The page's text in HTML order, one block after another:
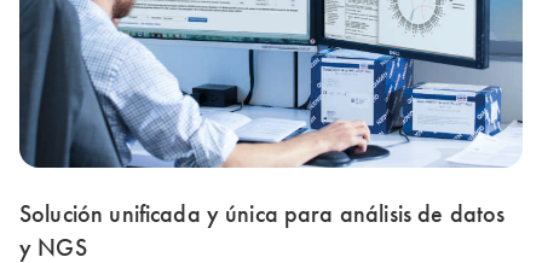
Solución unificada y única para análisis de datos
y NGS